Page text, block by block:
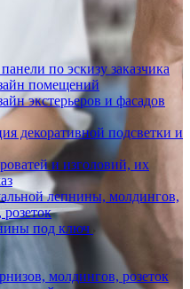
по эскизу заказчика
помещений
экстерьеров и фасадов
декоративной подсветки и
и изголовий, их
лепнины, молдингов,
под ключ
молдингов, розеток